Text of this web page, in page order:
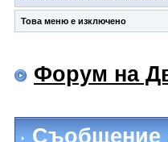
Това меню е изключено
Форум на
Съобщение